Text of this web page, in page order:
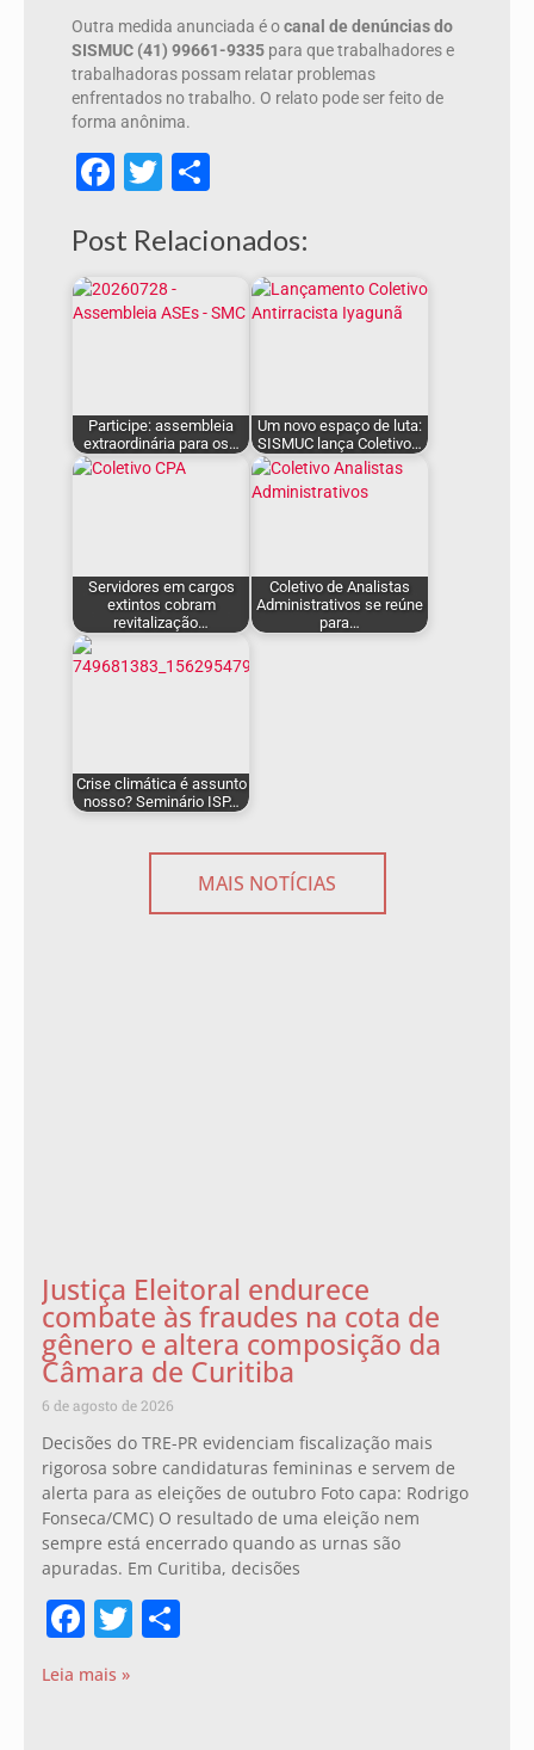
Outra medida anunciada é ocanal de denúncias do
SISMUC (41) 99661-9335 para que trabalhadores e
trabalhadoras possam relatar problemas
enfrentados no trabalho. O relato pode ser feito de
forma anônima.
Facebook
Twitter
Post Relacionados:
Participe: assembleia
extraordinária para os…
Um novo espaço de luta:
SISMUC lança Coletivo…
Servidores em cargos
extintos cobram
revitalização…
Coletivo de Analistas
Administrativos se reúne
para…
Crise climática é assunto
nosso? Seminário ISP…
MAIS NOTÍCIAS
Justiça Eleitoral endurece
combate às fraudes na cota de
gênero e altera composição da
Câmara de Curitiba
6 de agosto de 2026
Decisões do TRE-PR evidenciam fiscalização mais
rigorosa sobre candidaturas femininas e servem de
alerta para as eleições de outubro Foto capa: Rodrigo
Fonseca/CMC) O resultado de uma eleição nem
sempre está encerrado quando as urnas são
apuradas. Em Curitiba, decisões
Facebook
Twitter
Leia mais »